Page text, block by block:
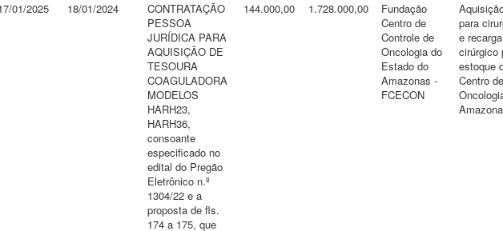
01/2025 18/01/2024
CONTRATAÇÃO
PESSOA
JURÍDICA PARA
AQUISIÇÃO DE
TESOURA
COAGULADORA
MODELOS
HARH23,
HARH36,
consoante
especificado no
edital do Pregão
Eletrônico n.º
1304/22 e a
proposta de fls.
174 a 175, que
144.000,00 1.728.000,00
Fundação
Centro de
Controle de
Oncologia do
Estado do
Amazonas -
FCECON
para
e
cirúrgico
estoque
Centro